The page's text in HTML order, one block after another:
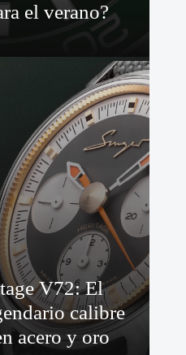
el verano?
V72: El
calibre
acero y oro